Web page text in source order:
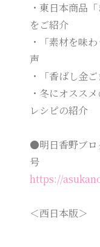
・東日本商品
をご紹介
・「素材を味
声
・「香ばし金
・冬にオスス
レシピの紹介
●明日香野ブロ
号
https://
＜西日本版＞